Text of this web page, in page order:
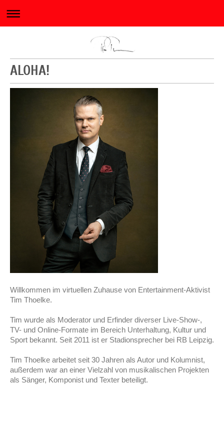
ALOHA!
Willkommen im virtuellen Zuhause von Entertainment-Aktivist
Tim Thoelke.
Tim wurde als Moderator und Erfinder diverser Live-Show-,
TV- und Online-Formate im Bereich Unterhaltung, Kultur und
Sport bekannt. Seit 2011 ist er Stadionsprecher bei RB Leipzig.
Tim Thoelke arbeitet seit 30 Jahren als Autor und Kolumnist,
außerdem war an einer Vielzahl von musikalischen Projekten
als Sänger, Komponist und Texter beteiligt.